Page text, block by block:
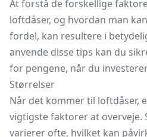
At forstå de forskellige
loftdåser, og hvordan man
fordel, kan resultere i
anvende disse tips kan du
for pengene, når du
Størrelser
Når det kommer til loftdåser,
vigtigste faktorer at overveje.
varierer ofte, hvilket kan